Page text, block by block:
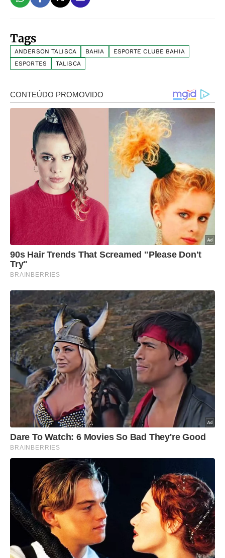
Tags
ANDERSON TALISCA BAHIA
ESPORTE CLUBE BAHIA
ESPORTES
TALISCA